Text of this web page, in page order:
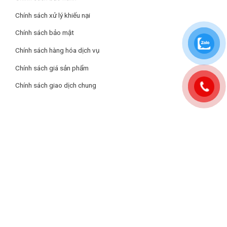
Tính năng an toàn
– Tính năng chống tràn thông minh
– Khoá phím, bảo vệ quá nhiệt quá áp
Chính sách xử lý khiếu nại
Chính sách bảo mật
Chính sách hàng hóa dịch vụ
Chính sách giá sản phẩm
Chính sách giao dịch chung